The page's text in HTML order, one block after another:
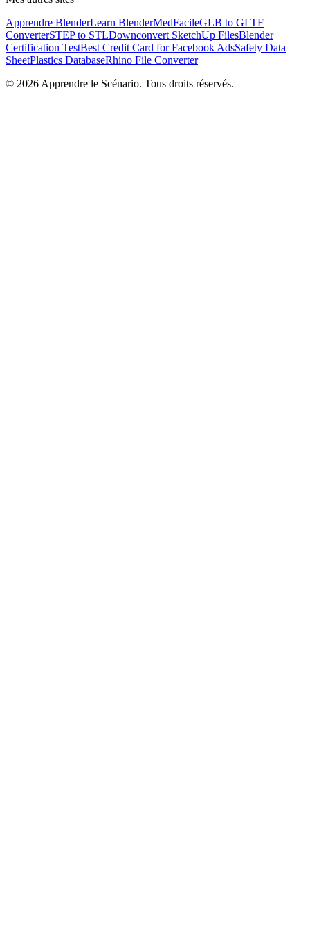
Apprendre BlenderLearn BlenderMedFacileGLB to GLTF
ConverterSTEP to STLDownconvert SketchUp FilesBlender
Certification TestBest Credit Card for Facebook AdsSafety Data
SheetPlastics DatabaseRhino File Converter
© 2026 Apprendre le Scénario. Tous droits réservés.